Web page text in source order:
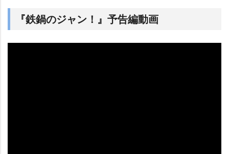
『鉄鍋のジャン！』予告編動画